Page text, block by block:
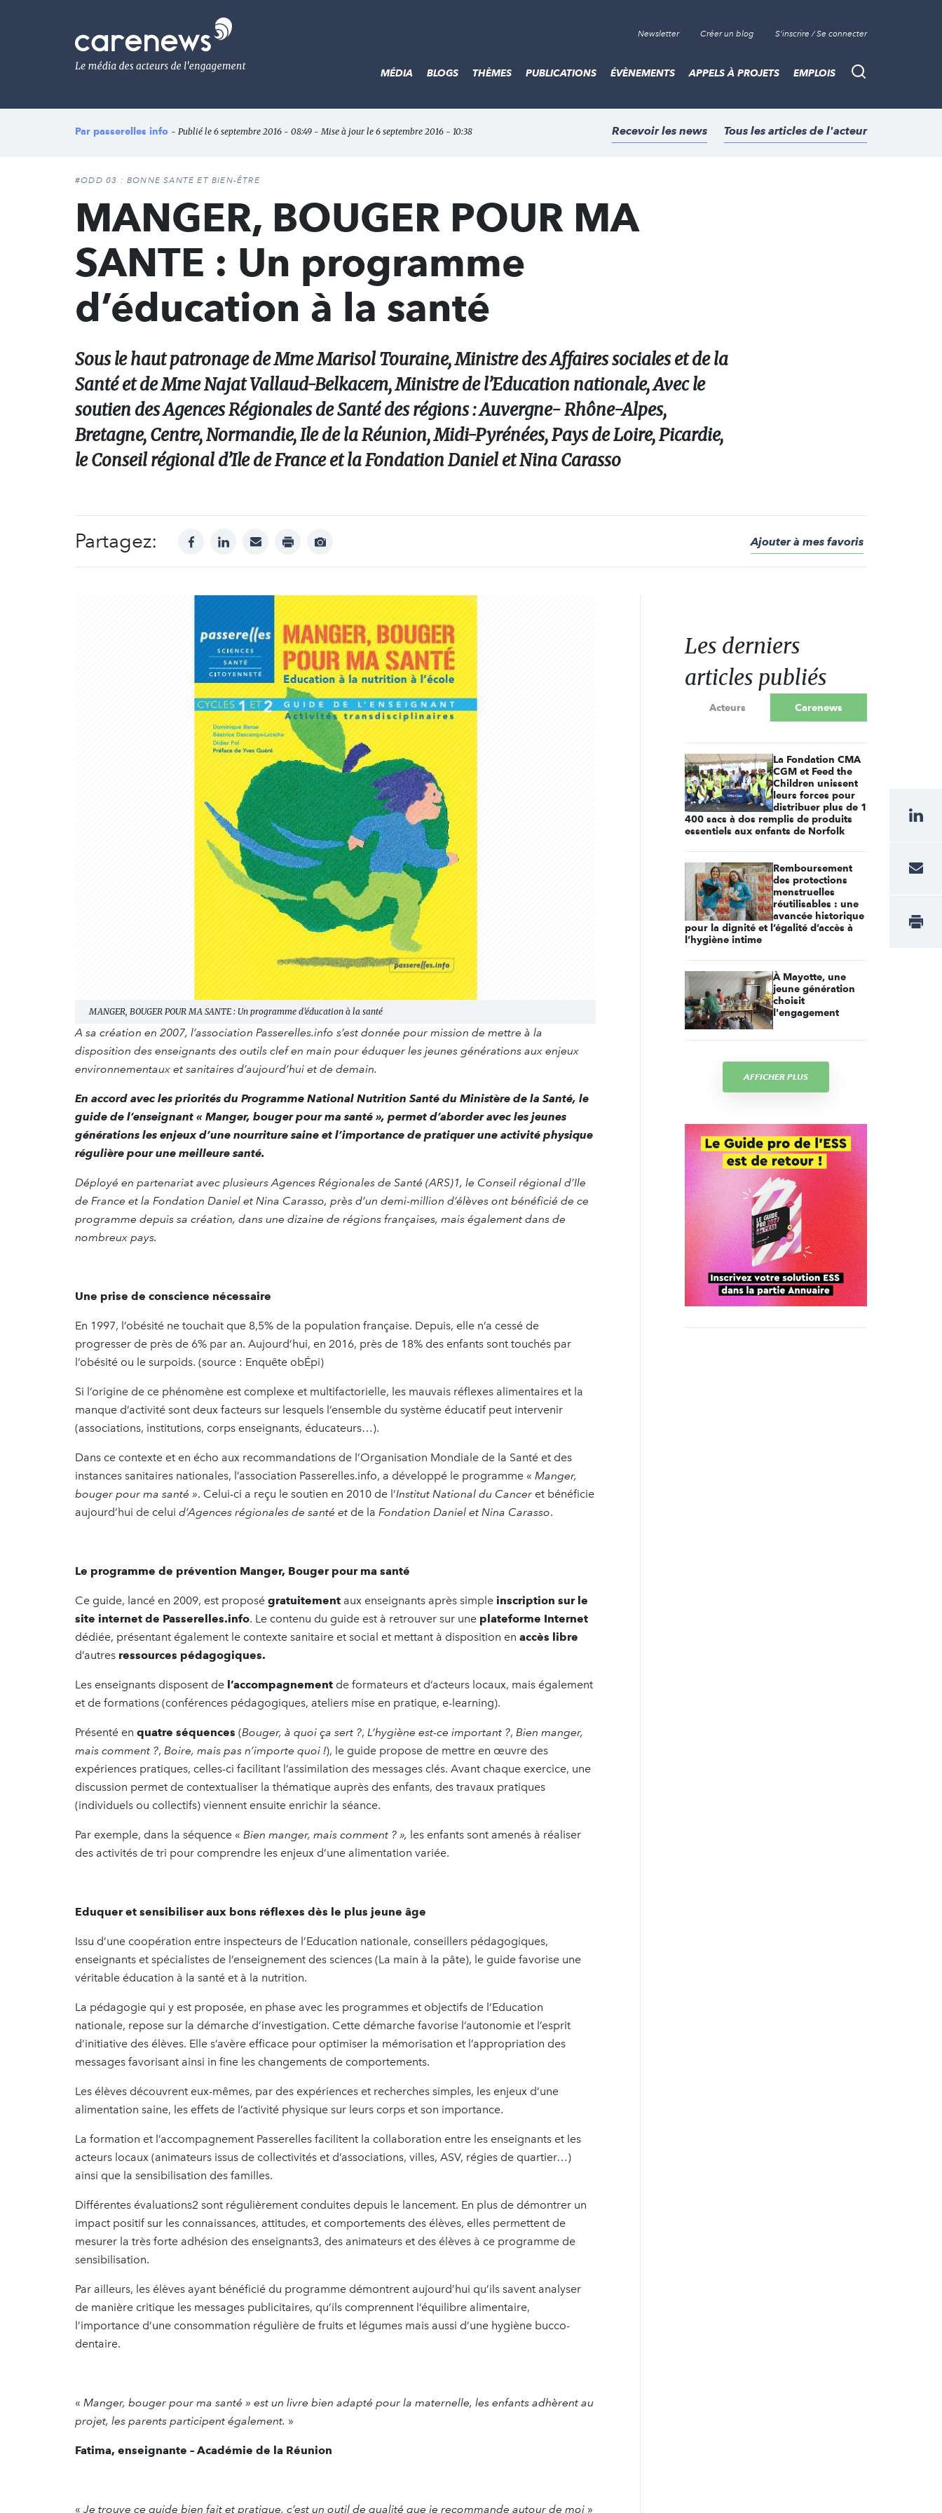
Le
média
de
l'engagement
Newsletter Créer un blog S'inscrire / Se connecter
Recherche
MÉDIA BLOGS THÈMES PUBLICATIONS ÉVÈNEMENTS APPELS À PROJETS EMPLOIS
Par passerelles info - Publié le 6 septembre 2016 - 08:49 - Mise à jour le 6 septembre 2016 - 10:38 Recevoir les news Tous les articles de l'acteur
#ODD 03 : BONNE SANTÉ ET BIEN-ÊTRE
MANGER, BOUGER POUR MA
SANTE : Un programme
d’éducation à la santé
Sous le haut patronage de Mme Marisol Touraine, Ministre des Affaires sociales et de la
Santé et de Mme Najat Vallaud-Belkacem, Ministre de l’Education nationale, Avec le
soutien des Agences Régionales de Santé des régions : Auvergne- Rhône-Alpes,
Bretagne, Centre, Normandie, Ile de la Réunion, Midi-Pyrénées, Pays de Loire, Picardie,
le Conseil régional d’Ile de France et la Fondation Daniel et Nina Carasso
Partagez: facebooklinkedinmail print
Afficher
Ajouter à mes favoris
MANGER, BOUGER POUR MA SANTE : Un programme d’éducation à la santé
A sa création en 2007, l’association Passerelles.info s’est donnée pour mission de mettre à la
disposition des enseignants des outils clef en main pour éduquer les jeunes générations aux enjeux
environnementaux et sanitaires d’aujourd’hui et de demain.
En accord avec les priorités du Programme National Nutrition Santé du Ministère de la Santé, le
guide de l’enseignant « Manger, bouger pour ma santé », permet d’aborder avec les jeunes
générations les enjeux d’une nourriture saine et l’importance de pratiquer une activité physique
régulière pour une meilleure santé.
Déployé en partenariat avec plusieurs Agences Régionales de Santé (ARS)1, le Conseil régional d’Ile
de France et la Fondation Daniel et Nina Carasso, près d’un demi-million d’élèves ont bénéficié de ce
programme depuis sa création, dans une dizaine de régions françaises, mais également dans de
nombreux pays.
Une prise de conscience nécessaire
En 1997, l’obésité ne touchait que 8,5% de la population française. Depuis, elle n’a cessé de
progresser de près de 6% par an. Aujourd’hui, en 2016, près de 18% des enfants sont touchés par
l’obésité ou le surpoids. (source : Enquête obÉpi)
Si l’origine de ce phénomène est complexe et multifactorielle, les mauvais réflexes alimentaires et la
manque d’activité sont deux facteurs sur lesquels l’ensemble du système éducatif peut intervenir
(associations, institutions, corps enseignants, éducateurs…).
Dans ce contexte et en écho aux recommandations de l’Organisation Mondiale de la Santé et des
instances sanitaires nationales, l’association Passerelles.info, a développé le programme « Manger,
bouger pour ma santé ». Celui-ci a reçu le soutien en 2010 de l’Institut National du Cancer et bénéficie
aujourd’hui de celui d’Agences régionales de santé et de la Fondation Daniel et Nina Carasso.
Le programme de prévention Manger, Bouger pour ma santé
Ce guide, lancé en 2009, est proposé gratuitement aux enseignants après simple inscription sur le
site internet de Passerelles.info. Le contenu du guide est à retrouver sur une plateforme Internet
dédiée, présentant également le contexte sanitaire et social et mettant à disposition en accès libre
d’autres ressources pédagogiques.
Les enseignants disposent de l’accompagnement de formateurs et d’acteurs locaux, mais également
et de formations (conférences pédagogiques, ateliers mise en pratique, e-learning).
Présenté en quatre séquences (Bouger, à quoi ça sert ?, L’hygiène est-ce important ?, Bien manger,
mais comment ?, Boire, mais pas n’importe quoi !), le guide propose de mettre en œuvre des
expériences pratiques, celles-ci facilitant l’assimilation des messages clés. Avant chaque exercice, une
discussion permet de contextualiser la thématique auprès des enfants, des travaux pratiques
(individuels ou collectifs) viennent ensuite enrichir la séance.
Par exemple, dans la séquence « Bien manger, mais comment ? », les enfants sont amenés à réaliser
des activités de tri pour comprendre les enjeux d’une alimentation variée.
Eduquer et sensibiliser aux bons réflexes dès le plus jeune âge
Issu d’une coopération entre inspecteurs de l’Education nationale, conseillers pédagogiques,
enseignants et spécialistes de l’enseignement des sciences (La main à la pâte), le guide favorise une
véritable éducation à la santé et à la nutrition.
La pédagogie qui y est proposée, en phase avec les programmes et objectifs de l’Education
nationale, repose sur la démarche d’investigation. Cette démarche favorise l’autonomie et l’esprit
d’initiative des élèves. Elle s’avère efficace pour optimiser la mémorisation et l’appropriation des
messages favorisant ainsi in fine les changements de comportements.
Les élèves découvrent eux-mêmes, par des expériences et recherches simples, les enjeux d’une
alimentation saine, les effets de l’activité physique sur leurs corps et son importance.
La formation et l’accompagnement Passerelles facilitent la collaboration entre les enseignants et les
acteurs locaux (animateurs issus de collectivités et d’associations, villes, ASV, régies de quartier…)
ainsi que la sensibilisation des familles.
Différentes évaluations2 sont régulièrement conduites depuis le lancement. En plus de démontrer un
impact positif sur les connaissances, attitudes, et comportements des élèves, elles permettent de
mesurer la très forte adhésion des enseignants3, des animateurs et des élèves à ce programme de
sensibilisation.
Par ailleurs, les élèves ayant bénéficié du programme démontrent aujourd’hui qu’ils savent analyser
de manière critique les messages publicitaires, qu’ils comprennent l’équilibre alimentaire,
l’importance d’une consommation régulière de fruits et légumes mais aussi d’une hygiène bucco-
dentaire.
« Manger, bouger pour ma santé » est un livre bien adapté pour la maternelle, les enfants adhèrent au
projet, les parents participent également. »
Fatima, enseignante – Académie de la Réunion
« Je trouve ce guide bien fait et pratique, c’est un outil de qualité que je recommande autour de moi »
Les derniers
articles publiés
Acteurs Carenews
La Fondation CMA
CGM et Feed the
Children unissent
leurs forces pour
distribuer plus de 1
400 sacs à dos remplis de produits
essentiels aux enfants de Norfolk
Remboursement
des protections
menstruelles
réutilisables : une
avancée historique
pour la dignité et l’égalité d’accès à
l’hygiène intime
À Mayotte, une
jeune génération
choisit
l'engagement
AFFICHER PLUS